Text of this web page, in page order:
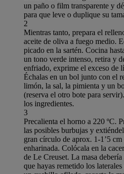
un paño o film transparente y
para que leve o duplique su
2
Mientras tanto, prepara el
aceite de oliva a fuego medio.
picado en la sartén. Cocina
un tono verde intenso, retira y
enfriado, exprime el exceso de
Échalas en un bol junto con el
limón, la sal, la pimienta y un
(reserva el otro bote para
los ingredientes.
3
Precalienta el horno a 220 ºC.
las posibles burbujas y
gran círculo de aprox. 1-1’5
enharinada. Colócala en la
de Le Creuset. La masa
que hayas remetido los